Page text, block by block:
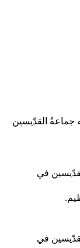
جماعةُ القدّيسين
في
في